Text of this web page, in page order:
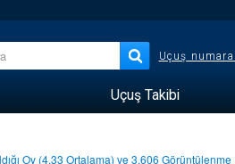
Uçuş
Uçuş Takibi
Oy (4.33 Ortalama) ve3.606